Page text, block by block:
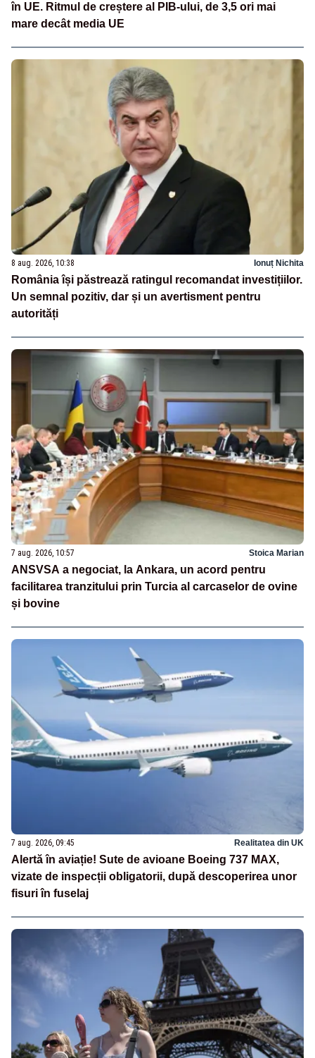
în UE. Ritmul de creștere al PIB-ului, de 3,5 ori mai
mare decât media UE
8 aug. 2026, 10:38 Ionuț Nichita
România își păstrează ratingul recomandat investițiilor.
Un semnal pozitiv, dar și un avertisment pentru
autorități
7 aug. 2026, 10:57 Stoica Marian
ANSVSA a negociat, la Ankara, un acord pentru
facilitarea tranzitului prin Turcia al carcaselor de ovine
și bovine
7 aug. 2026, 09:45 Realitatea din UK
Alertă în aviație! Sute de avioane Boeing 737 MAX,
vizate de inspecții obligatorii, după descoperirea unor
fisuri în fuselaj